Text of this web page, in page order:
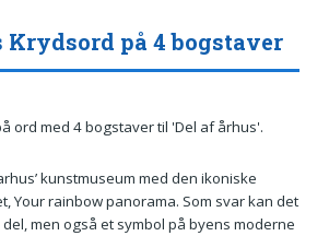
Krydsord på 4 bogstaver
ord med 4 bogstaver til 'Del af århus'.
kunstmuseum med den ikoniske
Your rainbow panorama. Som svar kan det
men også et symbol på byens moderne